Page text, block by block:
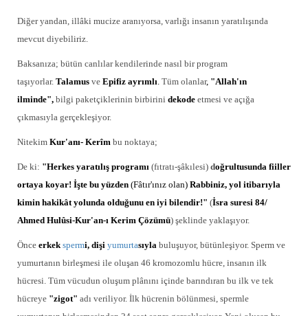
Diğer yandan, illâki mucize aranıyorsa, varlığı insanın yaratılışında
mevcut diyebiliriz.
Baksanıza; bütün canlılar kendilerinde nasıl bir program
taşıyorlar. Talamus ve Epifiz ayrımlı. Tüm olanlar, "Allah'ın
ilminde", bilgi paketçiklerinin birbirini dekode etmesi ve açığa
çıkmasıyla gerçekleşiyor.
Nitekim Kur'anı- Kerîm bu noktaya;
De ki: "Herkes yaratılış programı (fıtratı-şâkılesi) doğrultusunda fiiller
ortaya koyar! İşte bu yüzden (Fâtır'ınız olan) Rabbiniz, yol itibarıyla
kimin hakikât yolunda olduğunu en iyi bilendir!" (İsra suresi 84/
Ahmed Hulûsi-Kur'an-ı Kerim Çözümü) şeklinde yaklaşıyor.
Önce erkek spermi, dişi yumurtasıyla buluşuyor, bütünleşiyor. Sperm ve
yumurtanın birleşmesi ile oluşan 46 kromozomlu hücre, insanın ilk
hücresi. Tüm vücudun oluşum plânını içinde barındıran bu ilk ve tek
hücreye "zigot" adı veriliyor. İlk hücrenin bölünmesi, spermle